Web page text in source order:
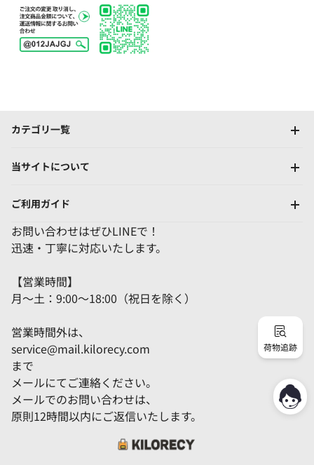
荷物追跡
カテゴリ一覧
当サイトについて
ご利用ガイド
お問い合わせはぜひLINEで！
迅速・丁寧に対応いたします。
【営業時間】
月～土：9:00～18:00（祝日を除く）
営業時間外は、
service@mail.kilorecy.com
まで
メールにてご連絡ください。
メールでのお問い合わせは、
原則12時間以内にご返信いたします。